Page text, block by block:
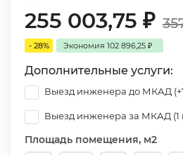
255 003,75 ₽
- 28% Экономия 102 896,25 ₽
Дополнительные услуги:
Выезд инженера до МКАД (+
Выезд инженера за МКАД (1
Площадь помещения, м2